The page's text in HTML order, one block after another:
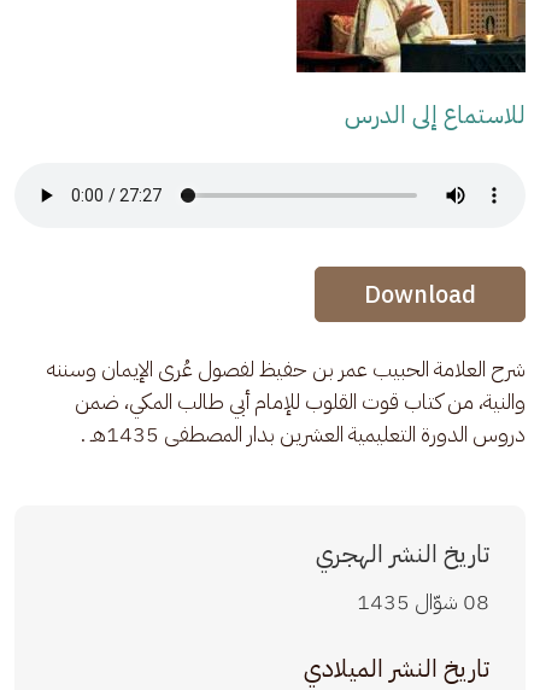
للاستماع إلى الدرس
Audio Stream
Audio Stream
Download
شرح العلامة الحبيب عمر بن حفيظ لفصول عُرى الإيمان وسننه
والنية، من كتاب قوت القلوب للإمام أبي طالب المكي، ضمن
دروس الدورة التعليمية العشرين بدار المصطفى 1435هـ .
تاريخ النشر الهجري
08 شوّال 1435
تاريخ النشر الميلادي